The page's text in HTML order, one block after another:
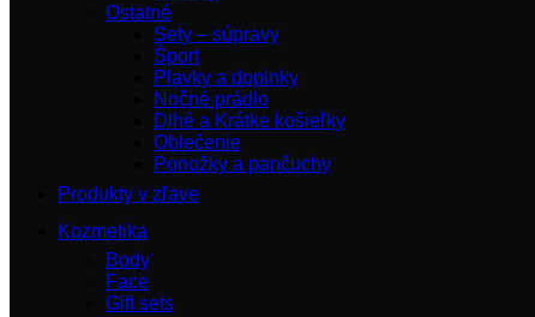
Ostatné
Sety – súpravy
Šport
Plavky a doplnky
Nočné prádlo
Dlhé a Krátke košieľky
Oblečenie
Ponožky a pančuchy
Produkty v zľave
Kozmetika
Body
Face
Gift sets